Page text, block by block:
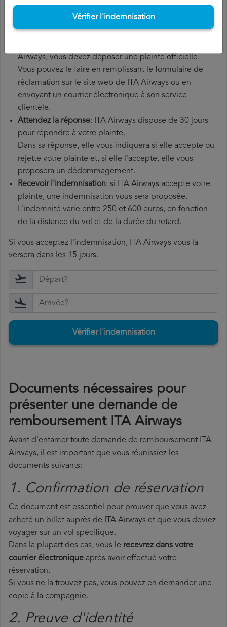
supplémentaires que vous avez éventuellement dû
Déposer unedemande de remboursement ITA Airways
Airways, vous devez déposer une plainte officielle.
Vous pouvez le faire en remplissant le formulaire de
réclamation sur le site web de ITA Airways ou en
envoyant un courrier électronique à son service
clientèle.
Attendez la réponse: ITA Airways dispose de 30 jours
pour répondre à votre plainte.
Dans sa réponse, elle vous indiquera si elle accepte ou
rejette votre plainte et, si elle l'accepte, elle vous
proposera un dédommagement.
Recevoir l'indemnisation: si ITA Airways accepte votre
plainte, une indemnisation vous sera proposée.
L'indemnité varie entre 250 et 600 euros, en fonction
de la distance du vol et de la durée du retard.
Si vous acceptez l'indemnisation, ITA Airways vous la
versera dans les 15 jours.
Vérifier l'indemnisation
Documents nécessaires pour
présenter une demande de
remboursement ITA Airways
Avant d'entamer toute demande de remboursement ITA
Airways, il est important que vous réunissiez les
documents suivants:
1. Confirmation de réservation
Ce document est essentiel pour prouver que vous avez
acheté un billet auprès de ITA Airways et que vous deviez
voyager sur un vol spécifique.
Dans la plupart des cas, vous le recevrez dans votre
courrier électronique après avoir effectué votre
réservation.
Si vous ne la trouvez pas, vous pouvez en demander une
copie à la compagnie.
2. Preuve d'identité
Vérifier l'indemnisation